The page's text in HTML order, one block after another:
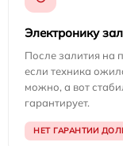
Электронику
После залития на
если техника
можно, а вот
гарантирует.
НЕТ ГАРАНТИИ